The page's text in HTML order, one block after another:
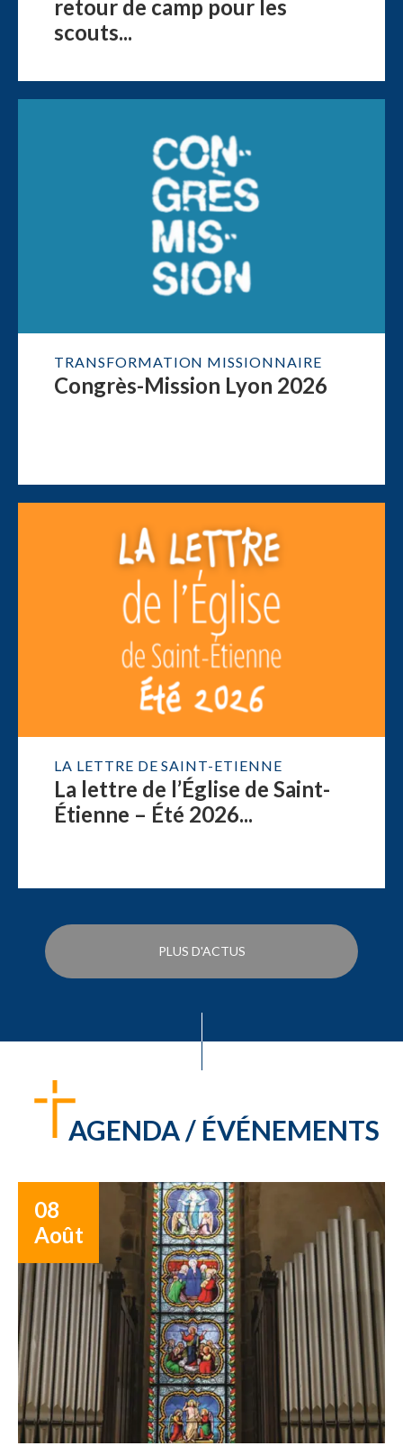
retour de camp pour les
scouts...
TRANSFORMATION MISSIONNAIRE
Congrès-Mission Lyon 2026
LA LETTRE DE SAINT-ETIENNE
La lettre de l’Église de Saint-
Étienne – Été 2026...
PLUS D'ACTUS
AGENDA / ÉVÉNEMENTS
08
Août